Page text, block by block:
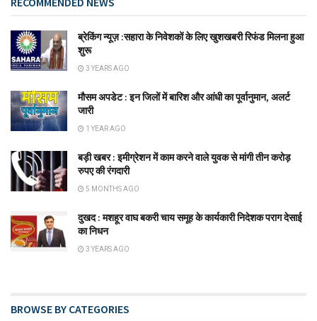
ब्रेकिंग न्यूज़ :सहारा के निवेशकों के लिए खुशखबरी रिफंड मिलना हुआ
शुरू
3 YEARS AGO
मौसम अपडेट : इन जिलों में बारिश और आंधी का पूर्वानुमान, अलर्ट
जारी
1 YEAR AGO
बड़ी खबर : इमीग्रेशन में काम करने वाले युवक से मांगी तीन करोड़
रुपए की रंगदारी
5 MONTHS AGO
दुखद : मशहूर वाघ बकरी चाय समूह के कार्यकारी निदेशक पराग देसाई
का निधन
3 YEARS AGO
BROWSE BY CATEGORIES